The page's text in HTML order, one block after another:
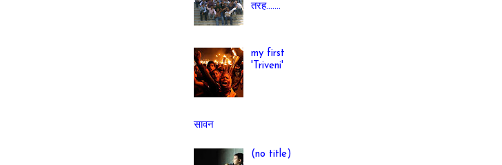
तरह.......
my first
'Triveni'
सावन
(no title)